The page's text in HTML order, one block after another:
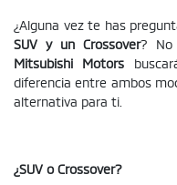
¿Alguna vez te has
SUV y un Crossover? No
Mitsubishi Motors
diferencia entre ambos
alternativa para ti.
¿SUV o Crossover?